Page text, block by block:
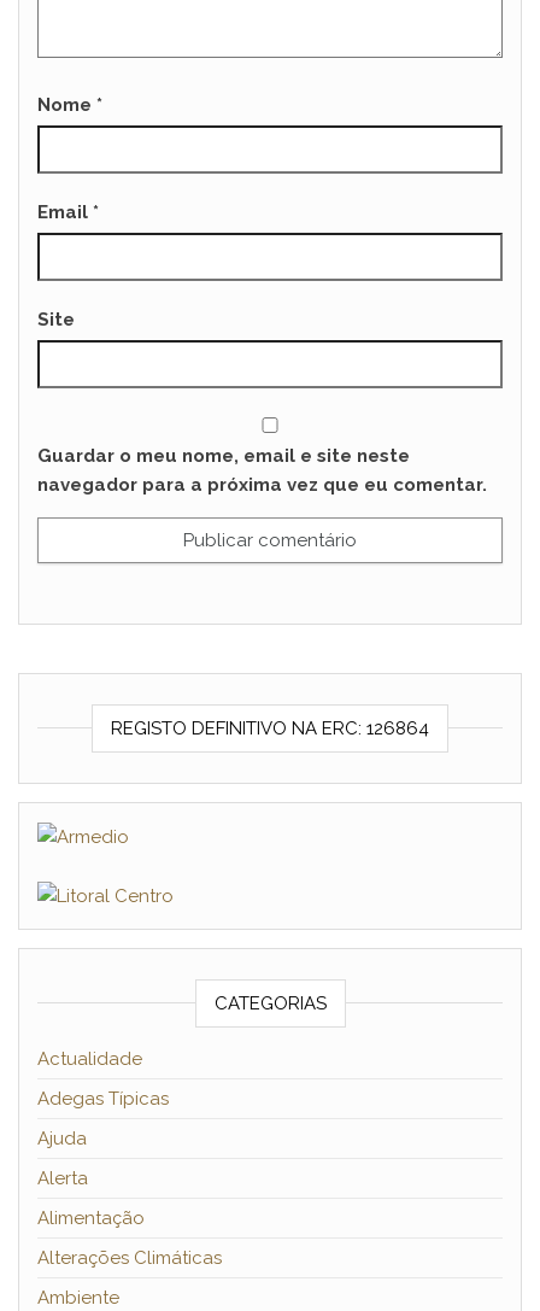
Nome *
Email *
Site
Guardar o meu nome, email e site neste
navegador para a próxima vez que eu comentar.
REGISTO DEFINITIVO NA ERC: 126864
CATEGORIAS
Actualidade
Adegas Típicas
Ajuda
Alerta
Alimentação
Alterações Climáticas
Ambiente